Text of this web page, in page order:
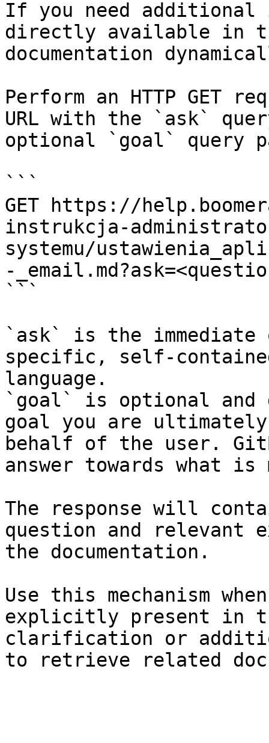
If you need
directly available in
documentation
Perform an HTTP GET
URL with the `ask`
optional `goal` query
```
GET https://
instrukcja-
systemu/
-
```
`ask` is the
specific, self-
language.
`goal` is optional and
goal you are
behalf of the user.
answer towards what
The response will
question and relevant
the documentation.
Use this mechanism
explicitly present in
clarification or